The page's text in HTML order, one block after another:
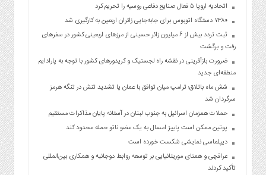
اتحادیه اروپا ۵ فعال صنایع دفاعی روسیه را تحریم کرد
۷۳۸۰ دستگاه اتوبوس برای جابه‌جایی زائران اربعین به‌ کارگیری شد
ثبت تردد بیش از ۶ میلیون زائر حسینی از مرزهای اربعینی کشور در سفرهای
رفت و برگشت
ضرورت بازآفرینی در نقشه راه لجستیک و کریدورهای کشور با توجه به پارادایم
منطقه‌ای جدید
شش ماه باتلاق؛ ترامپ میان توافق با عمان یا تشدید تنش در تنگه هرمز
سرگردان شد
حملات همزمان اسرائیل به جنوب لبنان در آستانه پایان مذاکرات مستقیم
پوتین ممکن است پاییز امسال به یک عضو ناتو حمله محدود کند
دیپلماسی نمایشی شکست خورده است
عراقچی و همتای موریتانیایی بر توسعه روابط دوجانبه و همکاری بین‌المللی
تأکید کردند